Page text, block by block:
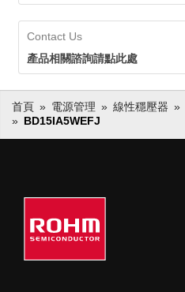
Contact Us
產品相關諮詢請點此處
首頁 電源管理 線性穩壓器
BD15IA5WEFJ